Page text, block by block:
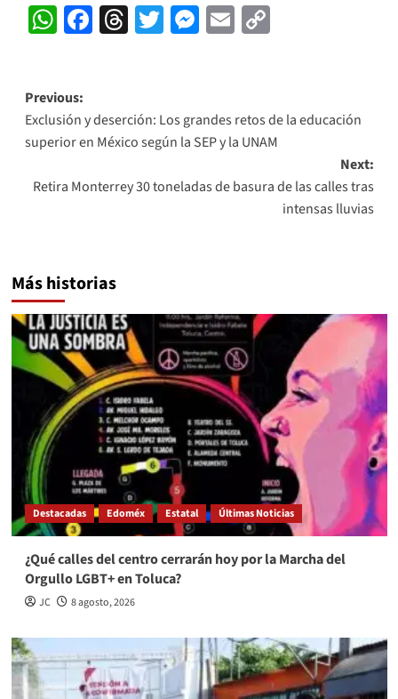
WhatsApp
Facebook
Threads
Twitter
Messenger
EmailCopy
Post
navigation
Previous:
Exclusión y deserción: Los grandes retos de la educación
superior en México según la SEP y la UNAM
Next:
Retira Monterrey 30 toneladas de basura de las calles tras
intensas lluvias
Más historias
Destacadas Edoméx Estatal Últimas Noticias
¿Qué calles del centro cerrarán hoy por la Marcha del
Orgullo LGBT+ en Toluca?
JC 8 agosto, 2026